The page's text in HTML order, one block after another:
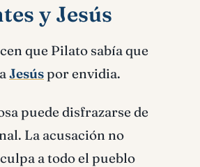
y Jesús
que Pilato sabía que
Jesúspor envidia.
puede disfrazarse de
La acusación no
a todo el pueblo